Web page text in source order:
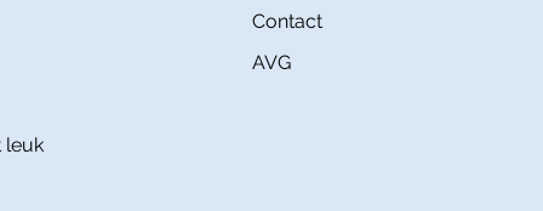
leuk
Contact
AVG